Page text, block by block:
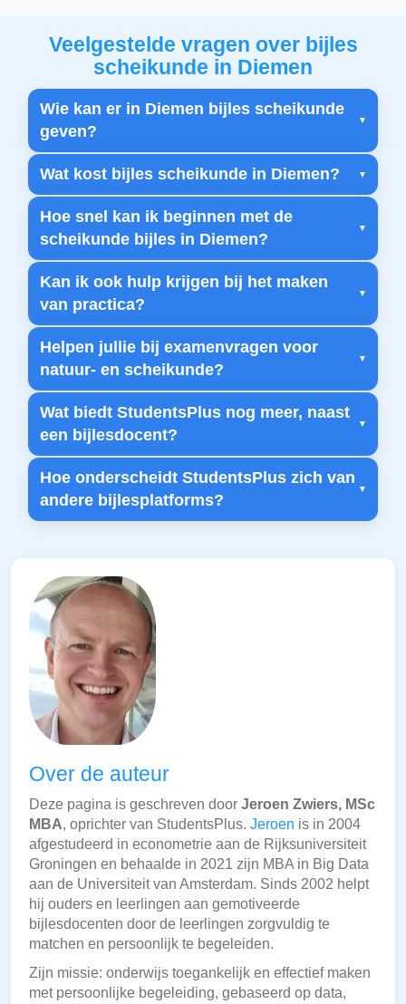
Veelgestelde vragen over bijles
scheikunde in Diemen
Wie kan er in Diemen bijles scheikunde
geven?
Wat kost bijles scheikunde in Diemen?
Hoe snel kan ik beginnen met de
scheikunde bijles in Diemen?
Kan ik ook hulp krijgen bij het maken
van practica?
Helpen jullie bij examenvragen voor
natuur- en scheikunde?
Wat biedt StudentsPlus nog meer, naast
een bijlesdocent?
Hoe onderscheidt StudentsPlus zich van
andere bijlesplatforms?
Over de auteur
Deze pagina is geschreven door Jeroen Zwiers, MSc
MBA, oprichter van StudentsPlus. Jeroen is in 2004
afgestudeerd in econometrie aan de Rijksuniversiteit
Groningen en behaalde in 2021 zijn MBA in Big Data
aan de Universiteit van Amsterdam. Sinds 2002 helpt
hij ouders en leerlingen aan gemotiveerde
bijlesdocenten door de leerlingen zorgvuldig te
matchen en persoonlijk te begeleiden.
Zijn missie: onderwijs toegankelijk en effectief maken
met persoonlijke begeleiding, gebaseerd op data,